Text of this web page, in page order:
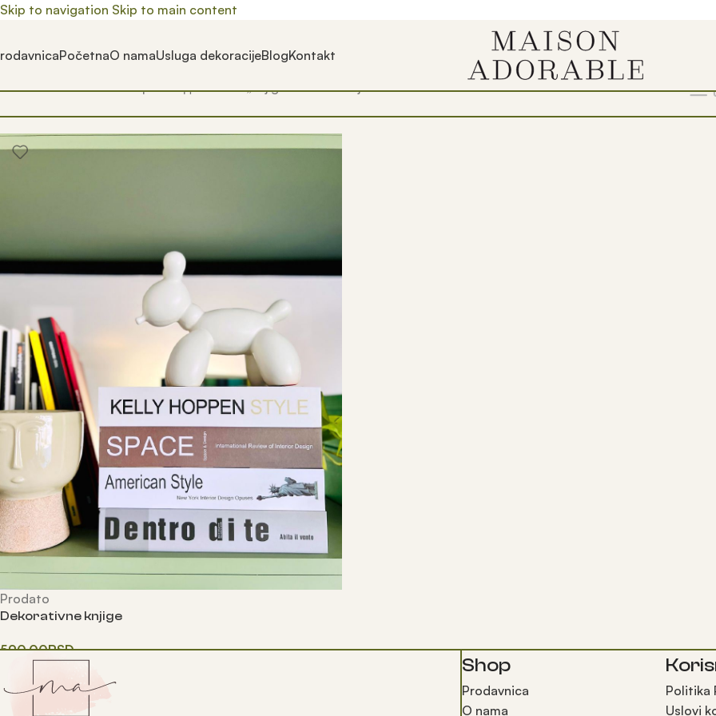
Skip to navigation Skip to main content
PočetnaO namaUsluga dekoracijeBlogKontakt
Почетна/ Prodavnica/ Производ oзначен „knjige za dekoraciju“ Show 9 12 18 24
Prodato
Dekorativne knjige
590.00RSD
Shop
Prodavnica
O nama
Politika
Uslovi